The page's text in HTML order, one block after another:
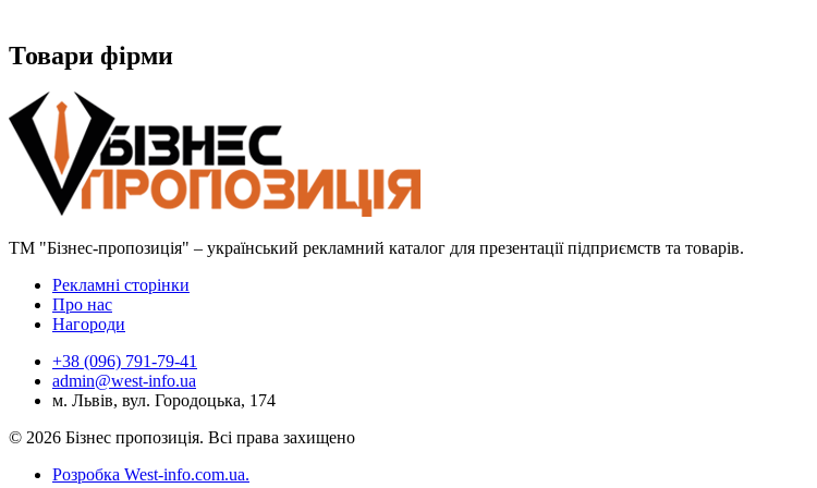
Товари фірми
ТМ "Бізнес-пропозиція" – український рекламний каталог для презентації підприємств та товарів.
Рекламні сторінки
Про нас
Нагороди
+38 (096) 791-79-41
admin@west-info.ua
м. Львів, вул. Городоцька, 174
© 2026 Бізнес пропозиція. Всі права захищено
Розробка West-info.com.ua.